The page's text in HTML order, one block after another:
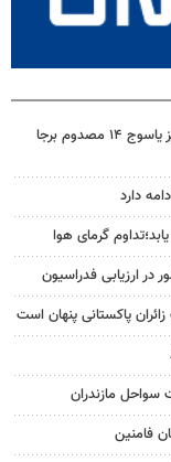
واژگونی تریلی در پی تماشای تصادف؛ پل سریز یاسوج ۱۴ مصدوم برجا
دارد
گرمای هوا
پاکستانی پنهان است
سواحل مازندران
فامنین